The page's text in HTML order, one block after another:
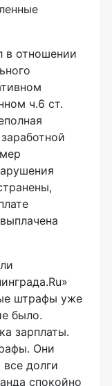
в отношении
ч.6 ст.
штрафы уже
было.
зарплаты.
Они
долги
спокойно